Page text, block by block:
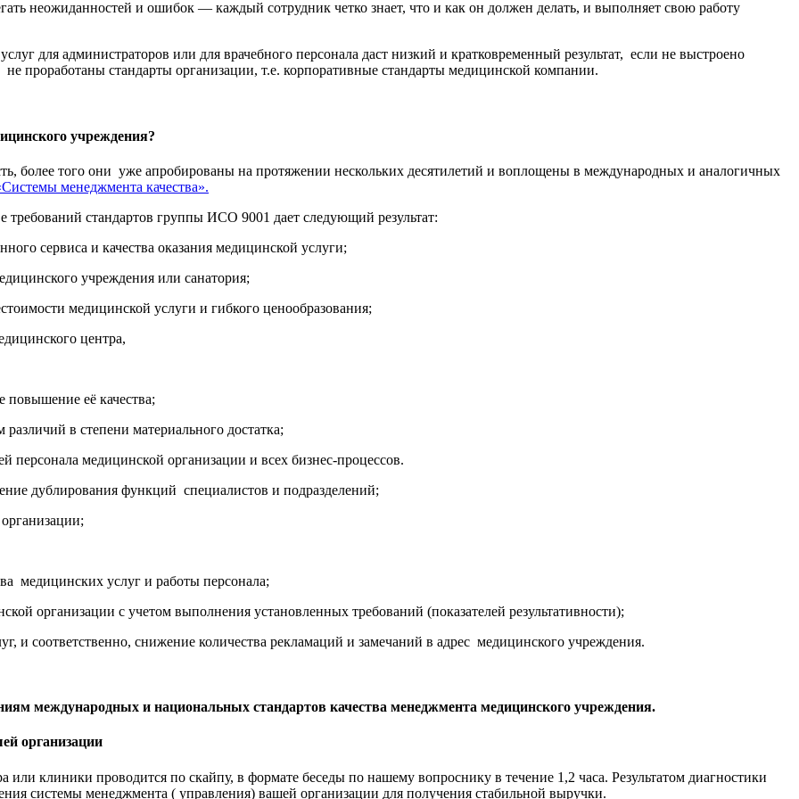
неожиданностей и ошибок — каждый сотрудник четко знает, что и как он должен делать, и выполняет свою работу
для администраторов или для врачебного персонала даст низкий и кратковременный результат, если не выстроено
проработаны стандарты организации, т.е. корпоративные стандарты медицинской компании.
учреждения?
более того они уже апробированы на протяжении нескольких десятилетий и воплощены в международных и аналогичных
менеджмента качества».
стандартов группы ИСО 9001 дает следующий результат:
сервиса и качества оказания медицинской услуги;
учреждения или санатория;
медицинской услуги и гибкого ценообразования;
центра,
повышение её качества;
в степени материального достатка;
персонала медицинской организации и всех бизнес-процессов.
дублирования функций специалистов и подразделений;
медицинских услуг и работы персонала;
организации с учетом выполнения установленных требований (показателей результативности);
и соответственно, снижение количества рекламаций и замечаний в адрес медицинского учреждения.
международных и национальных стандартов качества менеджмента медицинского учреждения.
организации
или клиники проводится по скайпу, в формате беседы по нашему вопроснику в течение 1,2 часа. Результатом диагностики
системы менеджмента ( управления) вашей организации для получения стабильной выручки.